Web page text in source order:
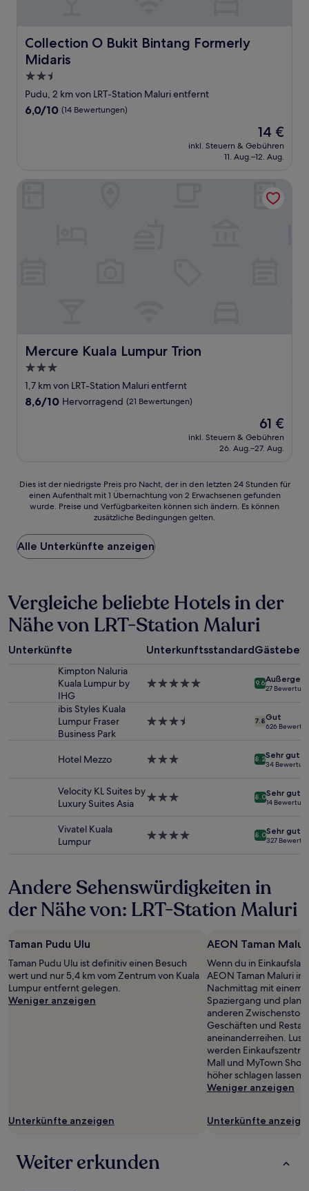
Collection O Bukit Bintang Formerly
Midaris
Collection O Bukit Bintang Formerly Midaris
2.5-
Sterne-
Unterkunft
Pudu, 2 km von LRT-Station Maluri entfernt
6.0
6,0/10 (14 Bewertungen)
Der
Preis
beträgt
14 €
inkl. Steuern & Gebühren
11. Aug.–12. Aug.
Mercure Kuala Lumpur Trion
Mercure Kuala Lumpur Trion
3.0-
Sterne-
Unterkunft
1,7 km von LRT-Station Maluri entfernt
8.6
8,6/10 Hervorragend (21 Bewertungen)
Der
Preis
beträgt
61 €
inkl. Steuern & Gebühren
26. Aug.–27. Aug.
Dies
der
Preis
pro
Nacht,
den
letzten
24 Stunden
für
einen
1 Übernachtung
2 Erwachsenen
gefunden
zusätzliche
Dies ist der niedrigste Preis pro Nacht, der in den letzten 24 Stunden für
einen Aufenthalt mit 1 Übernachtung von 2 Erwachsenen gefunden
wurde. Preise und Verfügbarkeiten können sich ändern. Es können
zusätzliche Bedingungen gelten.
Alle Unterkünfte anzeigen
Vergleiche beliebte Hotels in der
Nähe von LRT-Station Maluri
Unterkünfte Unterkunftsstandard
Kimpton Naluria
Kuala Lumpur by
IHG
5.0-
9.6
27
ibis Styles Kuala
Lumpur Fraser
Business Park
3.5-
7.8Gut
626
Hotel Mezzo
3.0-
8.2Sehr gut
34
Velocity KL Suites by
Luxury Suites Asia
3.0-
8.0Sehr gut
14
Vivatel Kuala
Lumpur
4.0-
8.0Sehr gut
327
Andere Sehenswürdigkeiten in
der Nähe von: LRT-Station Maluri
Taman Pudu Ulu
Taman Pudu Ulu ist definitiv einen Besuch
wert und nur 5,4 km vom Zentrum von Kuala
Lumpur entfernt gelegen.
Weniger anzeigen
Unterkünfte anzeigen
AEON Taman
Wenn du in
AEON Taman Maluri
Nachmittag mit einem
Spaziergang und
anderen
Geschäften und
aneinanderreihen.
werden
Mall und MyTown
höher schlagen lassen.
Weniger anzeigen
Unterkünfte
Weiter erkunden